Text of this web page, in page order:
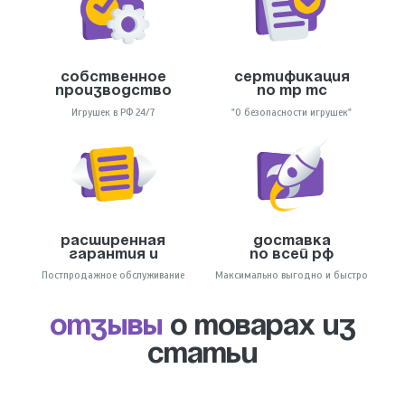
Собственное
производство
Игрушек в РФ 24/7
Сертификация
по тр тс
"О безопасности игрушек"
Расширенная
гарантия и
Постпродажное обслуживание
Доставка
по всей РФ
Максимально выгодно и быстро
отзывы о товарах из
статьи